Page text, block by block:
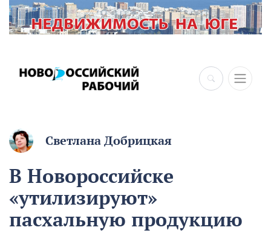
×
Светлана Добрицкая
В Новороссийске
«утилизируют»
пасхальную продукцию